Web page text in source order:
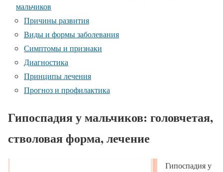
мальчиков
Причины развития
Виды и формы заболевания
Симптомы и признаки
Диагностика
Принципы лечения
Прогноз и профилактика
Гипоспадия у мальчиков: головчетая,
стволовая форма, лечение
Гипоспадия у